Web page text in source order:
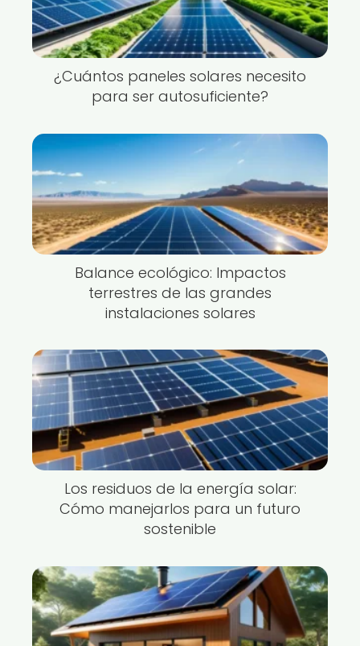
¿Cuántos paneles solares necesito
para ser autosuficiente?
Balance ecológico: Impactos
terrestres de las grandes
instalaciones solares
Los residuos de la energía solar:
Cómo manejarlos para un futuro
sostenible